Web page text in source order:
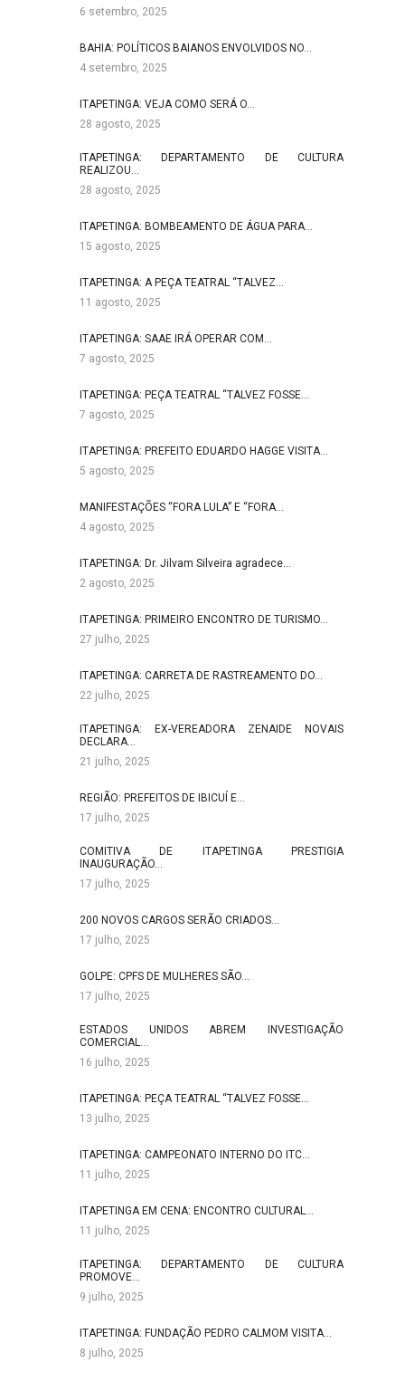
6 setembro, 2025
BAHIA: POLÍTICOS BAIANOS ENVOLVIDOS NO…
4 setembro, 2025
ITAPETINGA: VEJA COMO SERÁ O…
28 agosto, 2025
ITAPETINGA: DEPARTAMENTO DE CULTURA
REALIZOU…
28 agosto, 2025
ITAPETINGA: BOMBEAMENTO DE ÁGUA PARA…
15 agosto, 2025
ITAPETINGA: A PEÇA TEATRAL “TALVEZ…
11 agosto, 2025
ITAPETINGA: SAAE IRÁ OPERAR COM…
7 agosto, 2025
ITAPETINGA: PEÇA TEATRAL “TALVEZ FOSSE…
7 agosto, 2025
ITAPETINGA: PREFEITO EDUARDO HAGGE VISITA…
5 agosto, 2025
MANIFESTAÇÕES “FORA LULA” E “FORA…
4 agosto, 2025
ITAPETINGA: Dr. Jilvam Silveira agradece…
2 agosto, 2025
ITAPETINGA: PRIMEIRO ENCONTRO DE TURISMO…
27 julho, 2025
ITAPETINGA: CARRETA DE RASTREAMENTO DO…
22 julho, 2025
ITAPETINGA: EX-VEREADORA ZENAIDE NOVAIS
DECLARA…
21 julho, 2025
REGIÃO: PREFEITOS DE IBICUÍ E…
17 julho, 2025
COMITIVA DE ITAPETINGA PRESTIGIA
INAUGURAÇÃO…
17 julho, 2025
200 NOVOS CARGOS SERÃO CRIADOS…
17 julho, 2025
GOLPE: CPFS DE MULHERES SÃO…
17 julho, 2025
ESTADOS UNIDOS ABREM INVESTIGAÇÃO
COMERCIAL…
16 julho, 2025
ITAPETINGA: PEÇA TEATRAL “TALVEZ FOSSE…
13 julho, 2025
ITAPETINGA: CAMPEONATO INTERNO DO ITC…
11 julho, 2025
ITAPETINGA EM CENA: ENCONTRO CULTURAL…
11 julho, 2025
ITAPETINGA: DEPARTAMENTO DE CULTURA
PROMOVE…
9 julho, 2025
ITAPETINGA: FUNDAÇÃO PEDRO CALMOM VISITA…
8 julho, 2025